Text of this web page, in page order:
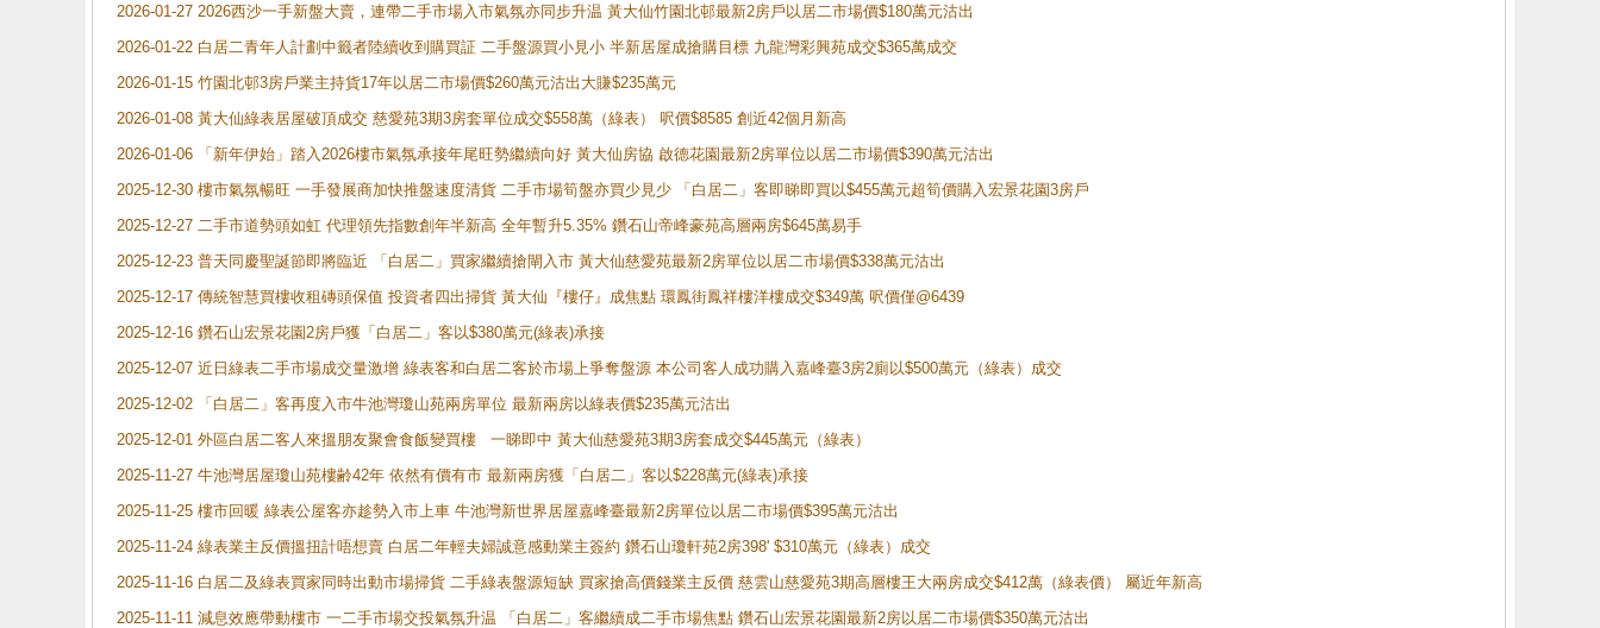
2026-01-27 2026西沙一手新盤大賣，連帶二手市場入市氣氛亦同步升温 黃大仙竹園北邨最新2房戶以居二市場價$180萬元沽出
2026-01-22 白居二青年人計劃中籤者陸續收到購買証 二手盤源買小見小 半新居屋成搶購目標 九龍灣彩興苑成交$365萬成交
2026-01-15 竹園北邨3房戶業主持貨17年以居二市場價$260萬元沽出大賺$235萬元
2026-01-08 黃大仙綠表居屋破頂成交 慈愛苑3期3房套單位成交$558萬（綠表） 呎價$8585 創近42個月新高
2026-01-06 「新年伊始」踏入2026樓市氣氛承接年尾旺勢繼續向好 黃大仙房協 啟德花園最新2房單位以居二市場價$390萬元沽出
2025-12-30 樓市氣氛暢旺 一手發展商加快推盤速度清貨 二手市場筍盤亦買少見少 「白居二」客即睇即買以$455萬元超筍價購入宏景花園3房戶
2025-12-27 二手市道勢頭如虹 代理領先指數創年半新高 全年暫升5.35% 鑽石山帝峰豪苑高層兩房$645萬易手
2025-12-23 普天同慶聖誕節即將臨近 「白居二」買家繼續搶閘入市 黃大仙慈愛苑最新2房單位以居二市場價$338萬元沽出
2025-12-17 傳統智慧買樓收租磚頭保值 投資者四出掃貨 黃大仙『樓仔』成焦點 環鳳街鳳祥樓洋樓成交$349萬 呎價僅@6439
2025-12-16 鑽石山宏景花園2房戶獲「白居二」客以$380萬元(綠表)承接
2025-12-07 近日綠表二手市場成交量激增 綠表客和白居二客於市場上爭奪盤源 本公司客人成功購入嘉峰臺3房2廁以$500萬元（綠表）成交
2025-12-02 「白居二」客再度入市牛池灣瓊山苑兩房單位 最新兩房以綠表價$235萬元沽出
2025-12-01 外區白居二客人來搵朋友聚會食飯變買樓 一睇即中 黃大仙慈愛苑3期3房套成交$445萬元（綠表）
2025-11-27 牛池灣居屋瓊山苑樓齢42年 依然有價有市 最新兩房獲「白居二」客以$228萬元(綠表)承接
2025-11-25 樓市回暖 綠表公屋客亦趁勢入市上車 牛池灣新世界居屋嘉峰臺最新2房單位以居二市場價$395萬元沽出
2025-11-24 綠表業主反價搵扭計唔想賣 白居二年輕夫婦誠意感動業主簽約 鑽石山瓊軒苑2房398' $310萬元（綠表）成交
2025-11-16 白居二及綠表買家同時出動市場掃貨 二手綠表盤源短缺 買家搶高價錢業主反價 慈雲山慈愛苑3期高層樓王大兩房成交$412萬（綠表價） 屬近年新高
2025-11-11 減息效應帶動樓市 一二手市場交投氣氛升温 「白居二」客繼續成二手市場焦點 鑽石山宏景花園最新2房以居二市場價$350萬元沽出